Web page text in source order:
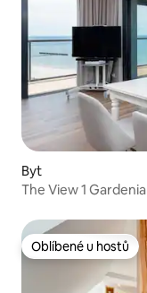
Byt
The View 1 Gardenia
Oblíbené u hostů
Oblíbené u hostů